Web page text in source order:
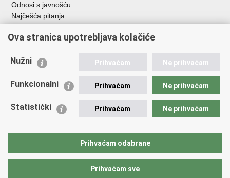
Odnosi s javnošću
Najčešća pitanja
Važne poveznice
EMN Nacionalna kontaktna točka za Republiku Hrvatsku
Policijska akademija
Zaklada policijske solidarnosti
Sindikati
Ova stranica upotrebljava kolačiće
Nužni Prihvaćam Ne prihvaćam
Funkcionalni Prihvaćam Ne prihvaćam
Statistički Prihvaćam Ne prihvaćam
Prihvaćam odabrane
Prihvaćam sve